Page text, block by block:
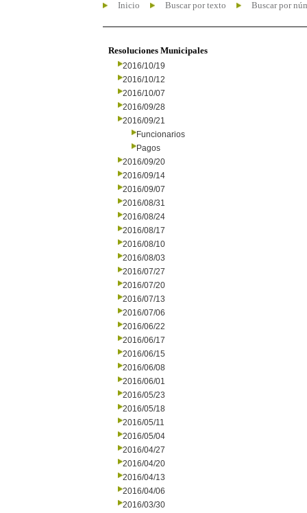
Inicio Buscar por texto Buscar por
Resoluciones Municipales
2016/10/19
2016/10/12
2016/10/07
2016/09/28
2016/09/21
Funcionarios
Pagos
2016/09/20
2016/09/14
2016/09/07
2016/08/31
2016/08/24
2016/08/17
2016/08/10
2016/08/03
2016/07/27
2016/07/20
2016/07/13
2016/07/06
2016/06/22
2016/06/17
2016/06/15
2016/06/08
2016/06/01
2016/05/23
2016/05/18
2016/05/11
2016/05/04
2016/04/27
2016/04/20
2016/04/13
2016/04/06
2016/03/30